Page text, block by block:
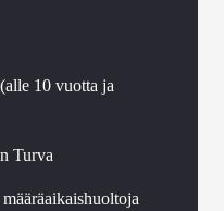
10 vuotta ja
Turva